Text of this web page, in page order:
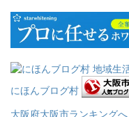
にほんブログ村
大阪府大阪市ランキングへ